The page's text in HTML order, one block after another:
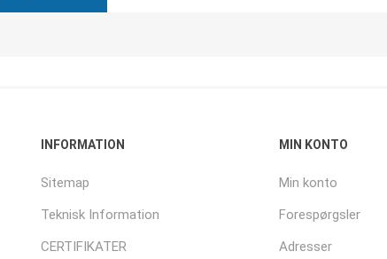
INFORMATION
Sitemap
Teknisk Information
CERTIFIKATER
MIN KONTO
Min konto
Forespørgsler
Adresser